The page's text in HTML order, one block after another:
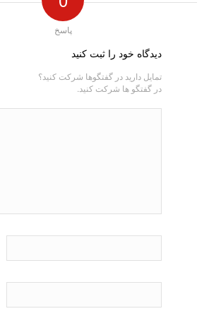
پاسخ
دیدگاه خود را ثبت کنید
تمایل دارید در گفتگوها شرکت کنید؟
در گفتگو ها شرکت کنید.